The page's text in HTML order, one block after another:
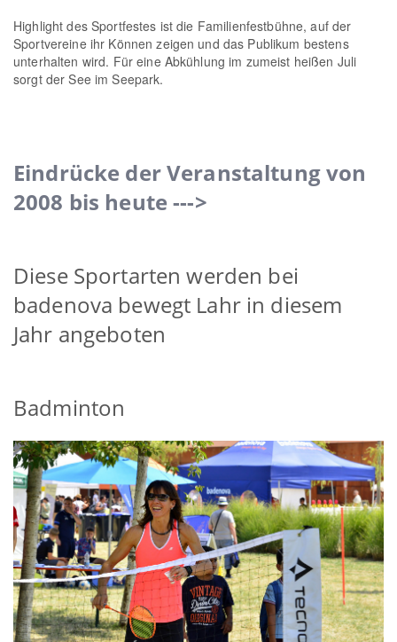
Highlight des Sportfestes ist die Familienfestbühne, auf der
Sportvereine ihr Können zeigen und das Publikum bestens
unterhalten wird. Für eine Abkühlung im zumeist heißen Juli
sorgt der See im Seepark.
Eindrücke der Veranstaltung von
2008 bis heute --->
Diese Sportarten werden bei
badenova bewegt Lahr in diesem
Jahr angeboten
Badminton